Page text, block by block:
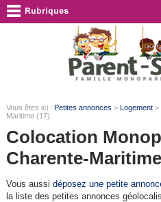
Vous êtes ici : Petites annonces > Logement>
Maritime (17)
Colocation
Charente-
Vous aussi déposez une petite
la liste des petites annonces